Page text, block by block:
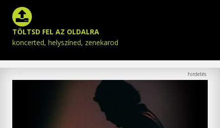
TÖLTSD FEL AZ OLDALRA
koncerted, helyszíned, zenekarod